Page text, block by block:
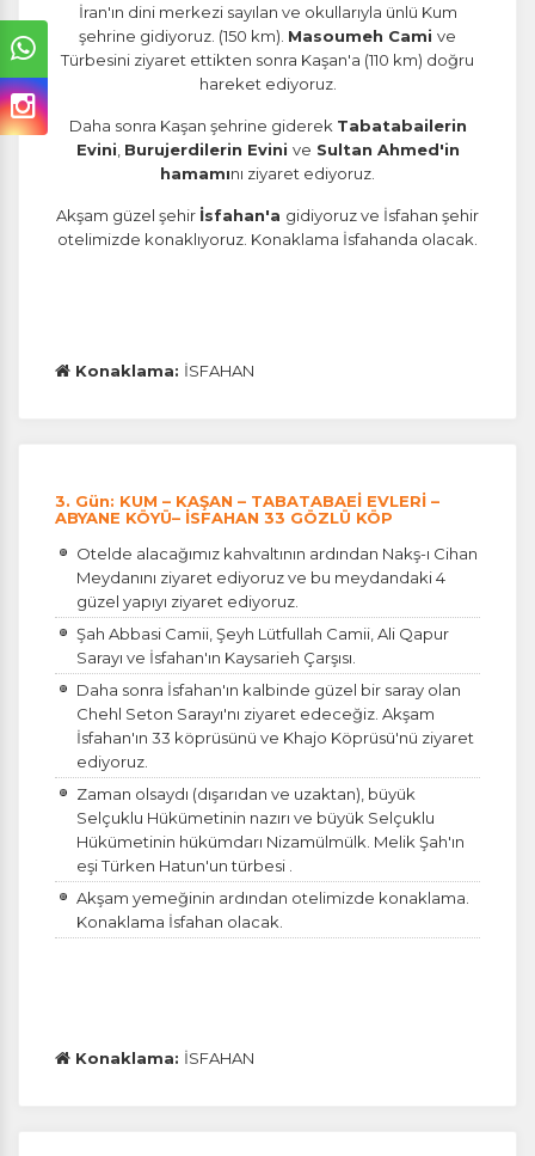
ÇEREZ KULLANIM AYARLARINIZ
vegizlilik koşullarınıinceleyebilirsiniz.
İran'ın dini merkezi sayılan ve okullarıyla ünlü Kum
şehrine gidiyoruz. (150 km). Masoumeh Cami ve
Türbesini ziyaret ettikten sonra Kaşan'a (110 km) doğru
hareket ediyoruz.
Daha sonra Kaşan şehrine giderek Tabatabailerin
Evini Burujerdilerin Evini ve Sultan Ahmed'in
hamamını ziyaret ediyoruz.
Akşam güzel şehir İsfahan'a gidiyoruz ve İsfahan şehir
otelimizde konaklıyoruz. Konaklama İsfahanda olacak.
Konaklama: İSFAHAN
3. Gün: KUM – KAŞAN – TABATABAEİ EVLERİ –
ABYANE KÖYÜ– İSFAHAN 33 GÖZLÜ KÖP
Otelde alacağımız kahvaltının ardından Nakş-ı Cihan
Meydanını ziyaret ediyoruz ve bu meydandaki 4
güzel yapıyı ziyaret ediyoruz.
Şah Abbasi Camii, Şeyh Lütfullah Camii, Ali Qapur
Sarayı ve İsfahan'ın Kaysarieh Çarşısı.
Daha sonra İsfahan'ın kalbinde güzel bir saray olan
Chehl Seton Sarayı'nı ziyaret edeceğiz. Akşam
İsfahan'ın 33 köprüsünü ve Khajo Köprüsü'nü ziyaret
ediyoruz.
Zaman olsaydı (dışarıdan ve uzaktan), büyük
Selçuklu Hükümetinin nazırı ve büyük Selçuklu
Hükümetinin hükümdarı Nizamülmülk. Melik Şah'ın
eşi Türken Hatun'un türbesi .
Akşam yemeğinin ardından otelimizde konaklama.
Konaklama İsfahan olacak.
Konaklama: İSFAHAN